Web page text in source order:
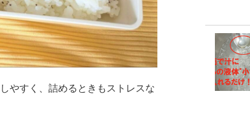
やすく、詰めるときもストレスな